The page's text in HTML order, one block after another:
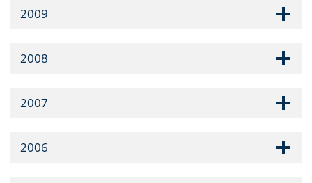
2009
2008
2007
2006